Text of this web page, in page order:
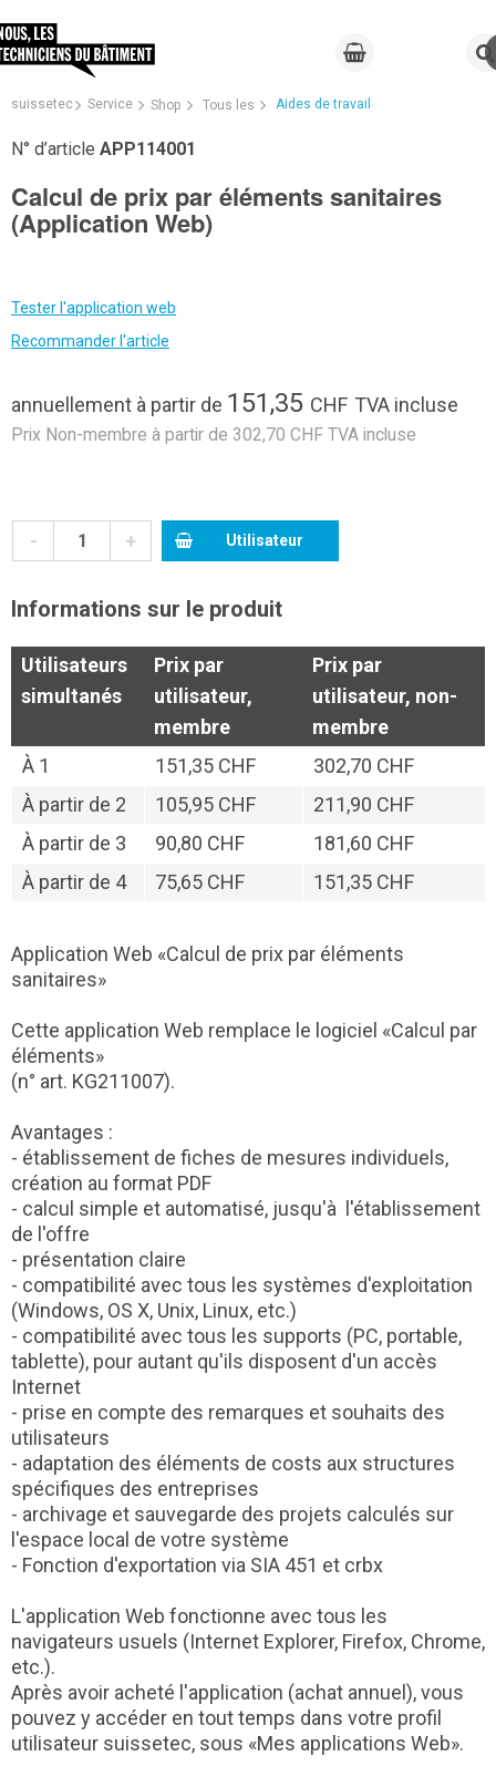
suissetec Service Shop Tous les Aides de travail
N° d’article APP114001
Calcul de prix par éléments sanitaires
(Application Web)
Tester l'application web
Recommander l'article
annuellement à partir de 151,35 CHF TVA incluse
Prix Non-membre à partir de 302,70 CHF TVA incluse
- + Utilisateur
Informations sur le produit
Utilisateurs
simultanés
Prix par
utilisateur,
membre
Prix par
utilisateur, non-
membre
À 1 151,35 CHF
302,70 CHF
À partir de 2 105,95 CHF
211,90 CHF
À partir de 3 90,80 CHF
181,60 CHF
À partir de 4 75,65 CHF 151,35 CHF
Application Web «Calcul de prix par éléments
sanitaires»
Cette application Web remplace le logiciel «Calcul par
éléments»
(n° art. KG211007).
Avantages :
- établissement de fiches de mesures individuels,
création au format PDF
- calcul simple et automatisé, jusqu'à l'établissement
de l'offre
- présentation claire
- compatibilité avec tous les systèmes d'exploitation
(Windows, OS X, Unix, Linux, etc.)
- compatibilité avec tous les supports (PC, portable,
tablette), pour autant qu'ils disposent d'un accès
Internet
- prise en compte des remarques et souhaits des
utilisateurs
- adaptation des éléments de costs aux structures
spécifiques des entreprises
- archivage et sauvegarde des projets calculés sur
l'espace local de votre système
- Fonction d'exportation via SIA 451 et crbx
L'application Web fonctionne avec tous les
navigateurs usuels (Internet Explorer, Firefox, Chrome,
etc.).
Après avoir acheté l'application (achat annuel), vous
pouvez y accéder en tout temps dans votre profil
utilisateur suissetec, sous «Mes applications Web».